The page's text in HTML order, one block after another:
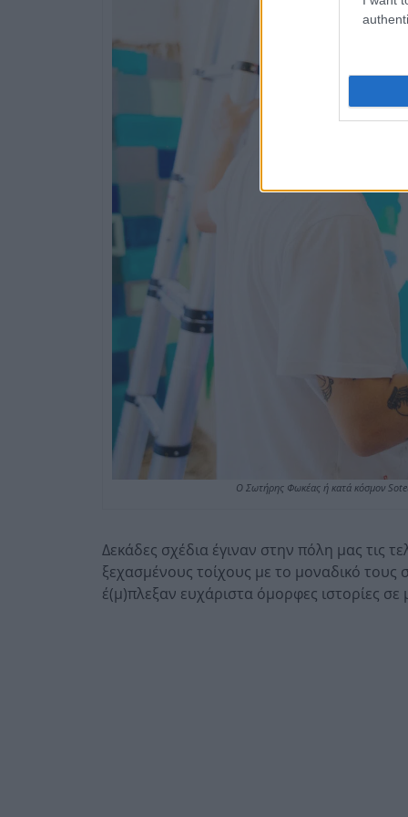
Ο Σωτήρης Φωκέας ή κατά κόσμον
Δεκάδες σχέδια έγιναν στην πόλη μας τις
ξεχασμένους τοίχους με το μοναδικό
έ(μ)πλεξαν ευχάριστα όμορφες ιστορίες σε